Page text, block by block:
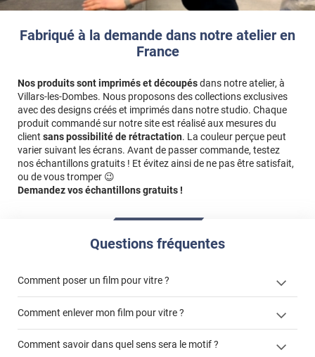
Fabriqué à la demande dans notre atelier en
France
Nos produits sont imprimés et découpésdans notre atelier, à
Villars-les-Dombes. Nous proposons des collections exclusives
avec des designs créés et imprimés dans notre studio. Chaque
produit commandé sur notre site est réalisé aux mesures du
client sans possibilité de rétractation. La couleur perçue peut
varier suivant les écrans. Avant de passer commande, testez
nos échantillons gratuits ! Et évitez ainsi de ne pas être satisfait,
ou de vous tromper 😉
Demandez vos échantillons gratuits !
Questions fréquentes
Comment poser un film pour vitre ?
Comment enlever mon film pour vitre ?
Comment savoir dans quel sens sera le motif ?